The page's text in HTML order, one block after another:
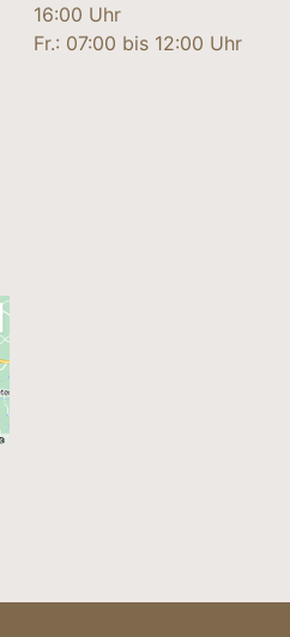
16:00 Uhr
Fr.: 07:00 bis 12:00 Uhr